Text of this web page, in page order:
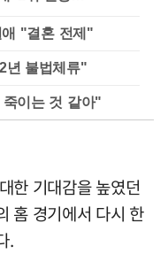
애 "결혼 전제"
년 불법체류"
이는 것 같아"
한 기대감을 높였던
홈 경기에서 다시 한
.